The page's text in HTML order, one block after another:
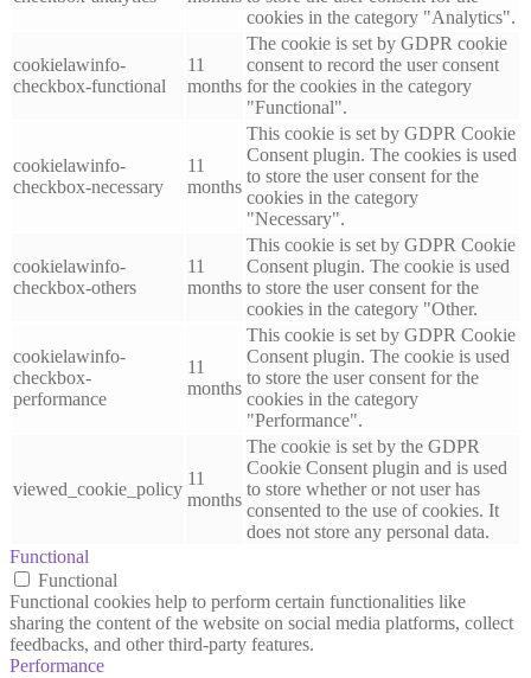
cookies in the category "Analytics".
cookielawinfo-
checkbox-functional
11
months
The cookie is set by GDPR cookie
consent to record the user consent
for the cookies in the category
"Functional".
cookielawinfo-
checkbox-necessary
11
months
This cookie is set by GDPR Cookie
Consent plugin. The cookies is used
to store the user consent for the
cookies in the category
"Necessary".
cookielawinfo-
checkbox-others
11
months
This cookie is set by GDPR Cookie
Consent plugin. The cookie is used
to store the user consent for the
cookies in the category "Other.
cookielawinfo-
checkbox-
performance
11
months
This cookie is set by GDPR Cookie
Consent plugin. The cookie is used
to store the user consent for the
cookies in the category
"Performance".
viewed_cookie_policy
11
months
The cookie is set by the GDPR
Cookie Consent plugin and is used
to store whether or not user has
consented to the use of cookies. It
does not store any personal data.
Functional
Functional
Functional cookies help to perform certain functionalities like
sharing the content of the website on social media platforms, collect
feedbacks, and other third-party features.
Performance